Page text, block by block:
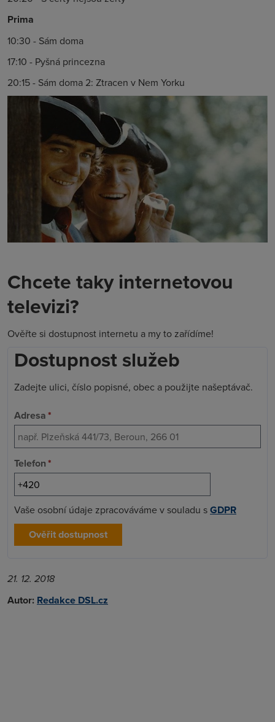
Prima
10:30 - Sám doma
17:10 - Pyšná princezna
20:15 - Sám doma 2: Ztracen v Nem Yorku
Chcete taky internetovou
televizi?
Ověřte si dostupnost internetu a my to zařídíme!
Dostupnost služeb
Zadejte ulici, číslo popisné, obec a použijte našeptávač.
Adresa*
Telefon*
Vaše osobní údaje zpracováváme v souladu sGDPR
Ověřit dostupnost
21. 12. 2018
Autor: Redakce DSL.cz